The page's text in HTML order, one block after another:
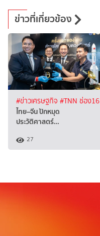
ข่าวที่เกี่ยวข้อง
#ข่าวเศรษฐกิจ #TNN ช่อง16
ไทย–จีน ปักหมุด
ประวัติศาสตร์…
27